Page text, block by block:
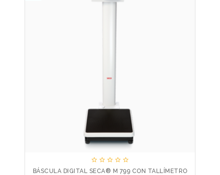
    
BÁSCULA DIGITAL SECA® M 799 CON TALLÍMETRO